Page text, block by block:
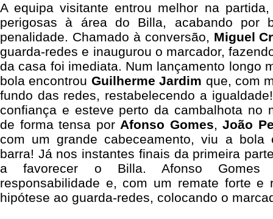
A equipa visitante entrou melhor na
perigosas à área do Billa, acabando por
penalidade. Chamado à conversão, Miguel
guarda-redes e inaugurou o marcador,
da casa foi imediata. Num lançamento longo
bola encontrou Guilherme Jardim que, com
fundo das redes, restabelecendo a
confiança e esteve perto da cambalhota no
de forma tensa por Afonso Gomes,João
com um grande cabeceamento, viu a bola
barra! Já nos instantes finais da primeira
a favorecer o Billa. Afonso Gomes
responsabilidade e, com um remate forte e
hipótese ao guarda-redes, colocando o